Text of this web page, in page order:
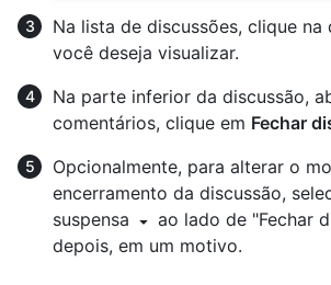
Na lista de discussões, clique na
você deseja visualizar.
Na parte inferior da discussão,
comentários, clique em Fechar
Opcionalmente, para alterar o
encerramento da discussão,
suspensa
ao lado de "Fechar
depois, em um motivo.